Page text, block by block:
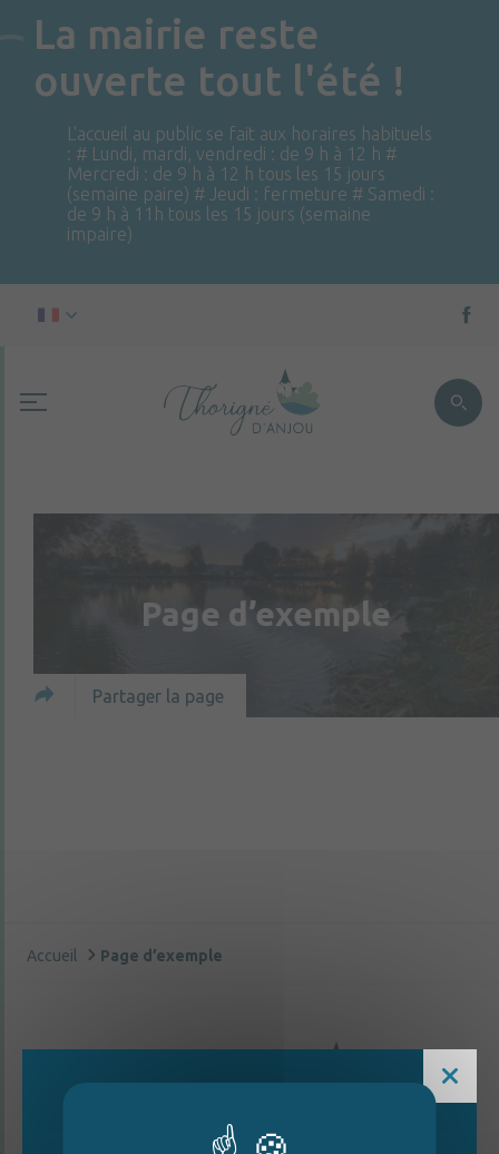
La mairie reste
ouverte tout l'été !
L'accueil au public se fait aux horaires habituels
: # Lundi, mardi, vendredi : de 9 h à 12 h #
Mercredi : de 9 h à 12 h tous les 15 jours
(semaine paire) # Jeudi : fermeture # Samedi :
de 9 h à 11h tous les 15 jours (semaine
impaire)
Page d’exemple
Partager la page
Accueil Page d’exemple